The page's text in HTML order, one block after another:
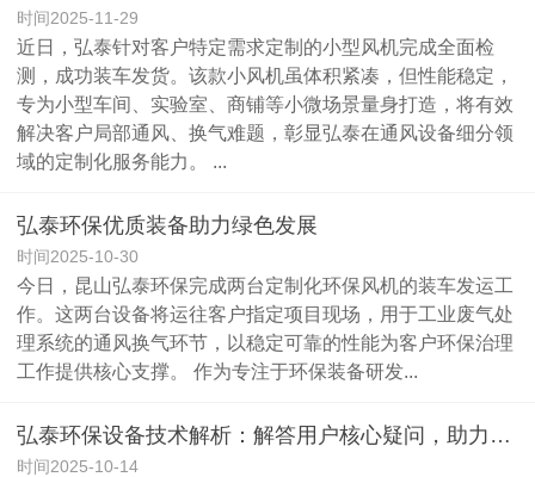
时间2025-11-29
近日，弘泰针对客户特定需求定制的小型风机完成全面检
测，成功装车发货。该款小风机虽体积紧凑，但性能稳定，
专为小型车间、实验室、商铺等小微场景量身打造，将有效
解决客户局部通风、换气难题，彰显弘泰在通风设备细分领
域的定制化服务能力。 ...
弘泰环保优质装备助力绿色发展
时间2025-10-30
今日，昆山弘泰环保完成两台定制化环保风机的装车发运工
作。这两台设备将运往客户指定项目现场，用于工业废气处
理系统的通风换气环节，以稳定可靠的性能为客户环保治理
工作提供核心支撑。 ​ 作为专注于环保装备研发...
弘泰环保设备技术解析：解答用户核心疑问，助力环保需求落地
时间2025-10-14